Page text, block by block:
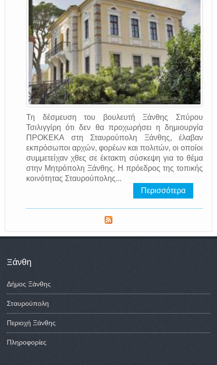
Τη δέσμευση του βουλευτή Ξάνθης Σπύρου
Τσιλιγγίρη ότι δεν θα προχωρήσει η δημιουργία
ΠΡΟΚΕΚΑ στη Σταυρούπολη Ξάνθης, έλαβαν
εκπρόσωποι αρχών, φορέων και πολιτών, οι οποίοι
συμμετείχαν χθες σε έκτακτη σύσκεψη για το θέμα
στην Μητρόπολη Ξάνθης. Η πρόεδρος της τοπικής
κοινότητας Σταυρούπολης...
Περισσότερα
Ξάνθη
Δήμος Ξάνθης
Σταυρούπολη
Περιοχή Ξάνθης
Πληροφορίες